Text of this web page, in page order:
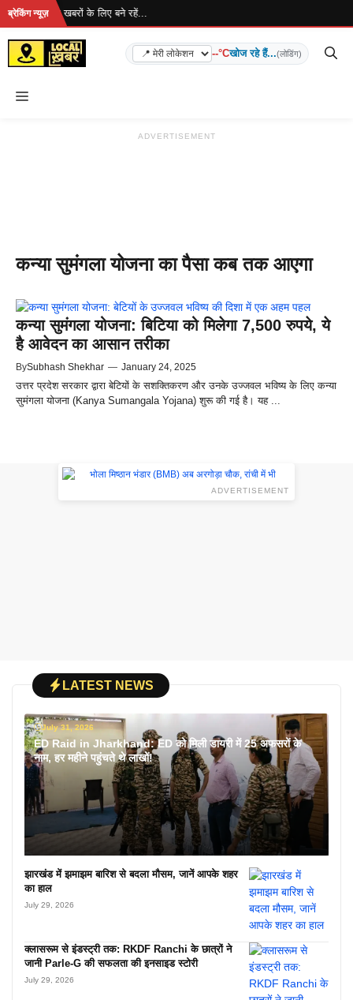
Skip
content
ब्रेकिंग न्यूज़
रहा है... ताज़ा खबरों के लिए बने रहें...
--°Cखोज रहे हैं...(लोडिंग)
Menu
ADVERTISEMENT
कन्या सुमंगला योजना का पैसा कब तक आएगा
कन्या सुमंगला योजना: बिटिया को मिलेगा 7,500 रुपये, ये
है आवेदन का आसान तरीका
BySubhash Shekhar — January 24, 2025
उत्तर प्रदेश सरकार द्वारा बेटियों के सशक्तिकरण और उनके उज्जवल भविष्य के लिए कन्या
सुमंगला योजना (Kanya Sumangala Yojana) शुरू की गई है। यह ...
ADVERTISEMENT
LATEST NEWS
July 31, 2026
ED Raid in Jharkhand: ED को मिली डायरी में 25 अफसरों के
नाम, हर महीने पहुंचते थे लाखों!
झारखंड में झमाझम बारिश से बदला मौसम, जानें आपके शहर
का हाल
July 29, 2026
क्लासरूम से इंडस्ट्री तक: RKDF Ranchi के छात्रों ने
जानी Parle-G की सफलता की इनसाइड स्टोरी
July 29, 2026